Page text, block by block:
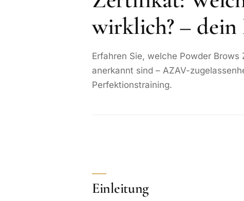
wirklich? – dein
Erfahren Sie, welche Powder
anerkannt sind – AZAV-
Perfektionstraining.
Einleitung